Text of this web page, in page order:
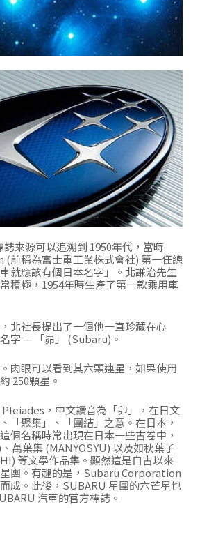
來源可以追溯到 1950年代，當時
前稱為富士重工業株式會社) 第一任總
就應該有個日本名字」。北謙治先生
積極，1954年時生產了第一款乘用車
北社長提出了一個他一直珍藏在心
字 — 「昴」 (Subaru)。
肉眼可以看到其六顆連星，如果使用
250顆星。
，中文讀音為「卯」，在日文
「聚集」、「團結」之意。在日本，
個名稱時常出現在日本一些古卷中，
萬葉集 (MANYOSYU) 以及如秋葉子
等文學作品集。顯然這是自古以來
團。有趣的是，Subaru Corporation
成。此後，SUBARU 星團的六芒星也
汽車的官方標誌。